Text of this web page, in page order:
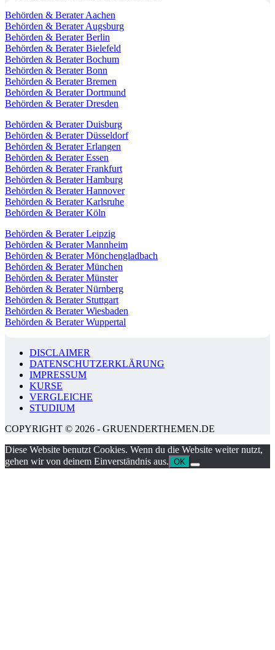
Behörden & Berater Aachen
Behörden & Berater Augsburg
Behörden & Berater Berlin
Behörden & Berater Bielefeld
Behörden & Berater Bochum
Behörden & Berater Bonn
Behörden & Berater Bremen
Behörden & Berater Dortmund
Behörden & Berater Dresden
Behörden & Berater Duisburg
Behörden & Berater Düsseldorf
Behörden & Berater Erlangen
Behörden & Berater Essen
Behörden & Berater Frankfurt
Behörden & Berater Hamburg
Behörden & Berater Hannover
Behörden & Berater Karlsruhe
Behörden & Berater Köln
Behörden & Berater Leipzig
Behörden & Berater Mannheim
Behörden & Berater Mönchengladbach
Behörden & Berater München
Behörden & Berater Münster
Behörden & Berater Nürnberg
Behörden & Berater Stuttgart
Behörden & Berater Wiesbaden
Behörden & Berater Wuppertal
DISCLAIMER
DATENSCHUTZERKLÄRUNG
IMPRESSUM
KURSE
VERGLEICHE
STUDIUM
COPYRIGHT © 2026 - GRUENDERTHEMEN.DE
Diese Website benutzt Cookies. Wenn du die Website weiter nutzt,
gehen wir von deinem Einverständnis aus. OK